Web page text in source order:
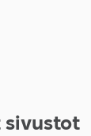
sivustot